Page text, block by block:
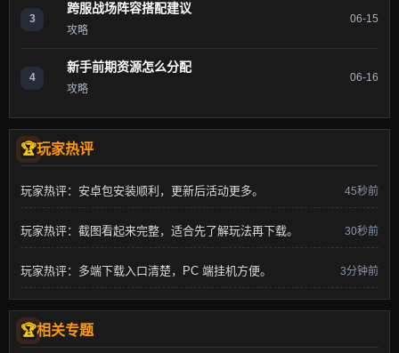
3
跨服战场阵容搭配建议
攻略
06-15
4
新手前期资源怎么分配
攻略
06-16
玩家热评
玩家热评：安卓包安装顺利，更新后活动更多。 45秒前
玩家热评：截图看起来完整，适合先了解玩法再下载。 30秒前
玩家热评：多端下载入口清楚，PC 端挂机方便。 3分钟前
相关专题